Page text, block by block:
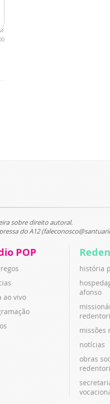
sobre direito autoral.
do A12
POP
ao vivo
história
afonso
missões
notícias
obras